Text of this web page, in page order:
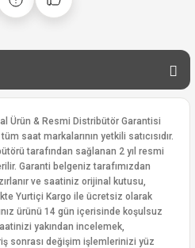
Ürün & Resmi Distribütör Garantisi
saat markalarının yetkili satıcısıdır.
tarafından sağlanan 2 yıl resmi
Garanti belgeniz tarafımızdan
ve saatiniz orijinal kutusu,
Yurtiçi Kargo ile ücretsiz olarak
ürünü 14 gün içerisinde koşulsuz
yakından incelemek,
sonrası değişim işlemlerinizi yüz